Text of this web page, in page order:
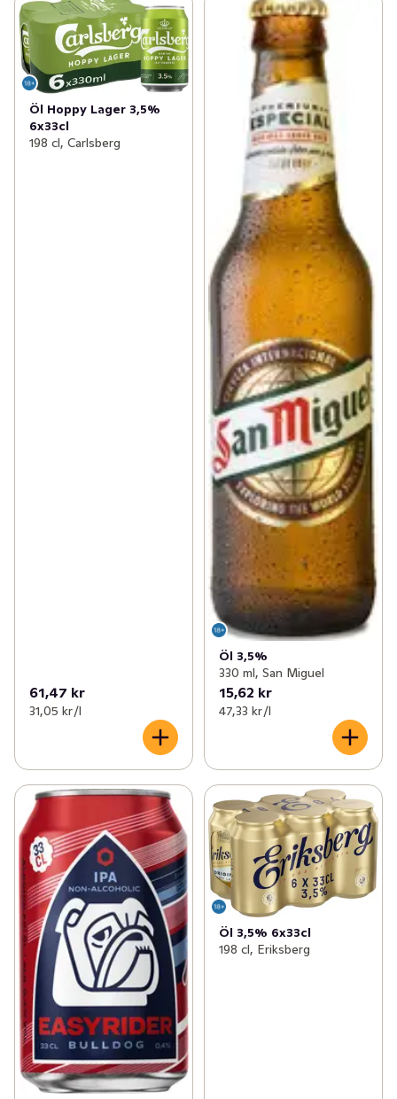
Öl Hoppy Lager 3,5%
6x33cl
198 cl, Carlsberg
61,47 kr
31,05 kr /l
Öl 3,5%
330 ml, San Miguel
15,62 kr
47,33 kr /l
Öl 3,5% 6x33cl
198 cl, Eriksberg